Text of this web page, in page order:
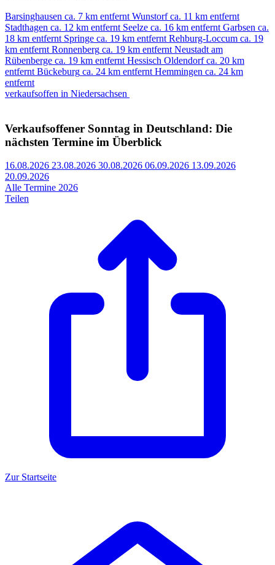
Barsinghausen ca. 7 km entfernt Wunstorf ca. 11 km entfernt
Stadthagen ca. 12 km entfernt Seelze ca. 16 km entfernt Garbsen ca.
18 km entfernt Springe ca. 19 km entfernt Rehburg-Loccum ca. 19
km entfernt Ronnenberg ca. 19 km entfernt Neustadt am
Rübenberge ca. 19 km entfernt Hessisch Oldendorf ca. 20 km
entfernt Bückeburg ca. 24 km entfernt Hemmingen ca. 24 km
entfernt
verkaufsoffen in Niedersachsen
Verkaufsoffener Sonntag in Deutschland: Die
nächsten Termine im Überblick
16.08.2026 23.08.2026 30.08.2026 06.09.2026 13.09.2026
20.09.2026
Alle Termine 2026
Teilen
Zur Startseite